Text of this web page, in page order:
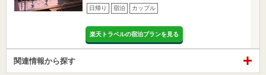
日帰り 宿泊 カップル
楽天トラベルの宿泊プランを見る
関連情報から探す